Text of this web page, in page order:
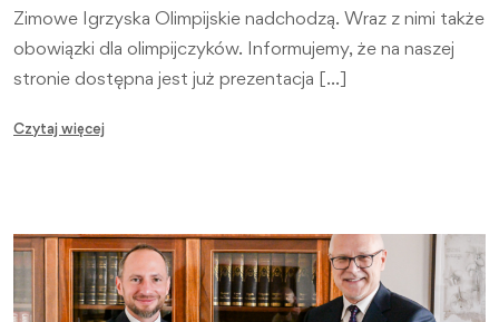
Zimowe Igrzyska Olimpijskie nadchodzą. Wraz z nimi także
obowiązki dla olimpijczyków. Informujemy, że na naszej
stronie dostępna jest już prezentacja […]
Czytaj więcej